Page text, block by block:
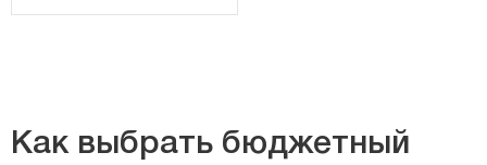
Как выбрать бюджетный